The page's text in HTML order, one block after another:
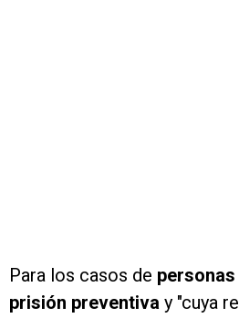
Para los casos de
prisión preventiva y "cuya